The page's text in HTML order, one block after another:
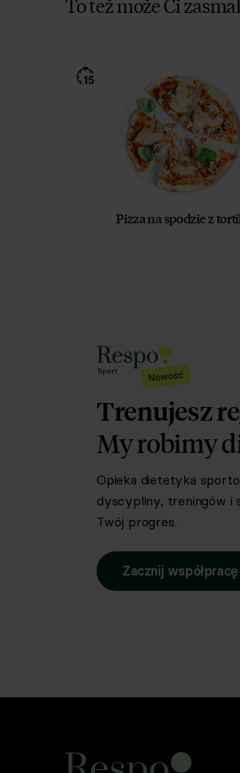
Pizza na spodzie z
Trenujesz
My robimy
Opieka dietetyka
dyscypliny, treningów i
Twój progres.
Zacznij współpracę